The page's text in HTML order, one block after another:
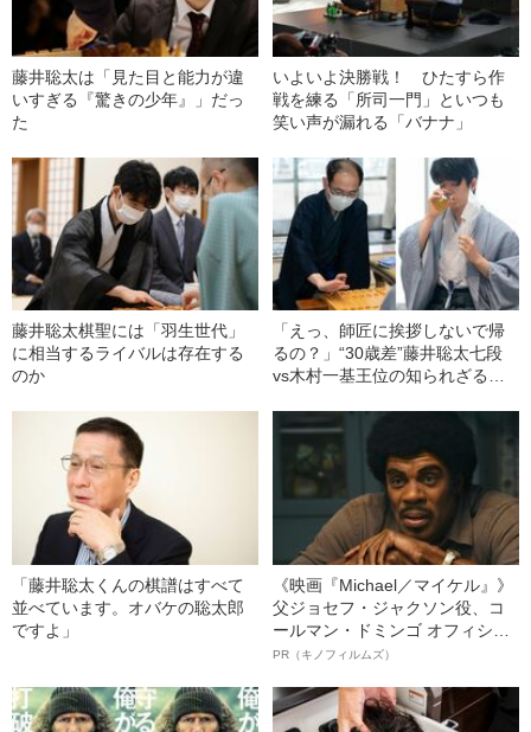
藤井聡太は「見た目と能力が違
いすぎる『驚きの少年』」だっ
た
いよいよ決勝戦！ ひたすら作
戦を練る「所司一門」といつも
笑い声が漏れる「バナナ」
藤井聡太棋聖には「羽生世代」
に相当するライバルは存在する
のか
「えっ、師匠に挨拶しないで帰
るの？」“30歳差”藤井聡太七段
vs木村一基王位の知られざる舞
「藤井聡太くんの棋譜はすべて
並べています。オバケの聡太郎
ですよ」
《映画『Michael／マイケル』》
父ジョセフ・ジャクソン役、コ
ールマン・ドミンゴ オフィシャ
ルインタビュー“観客を魅了した
語る”《日本興収70億円突破》
PR（キノフィルムズ）